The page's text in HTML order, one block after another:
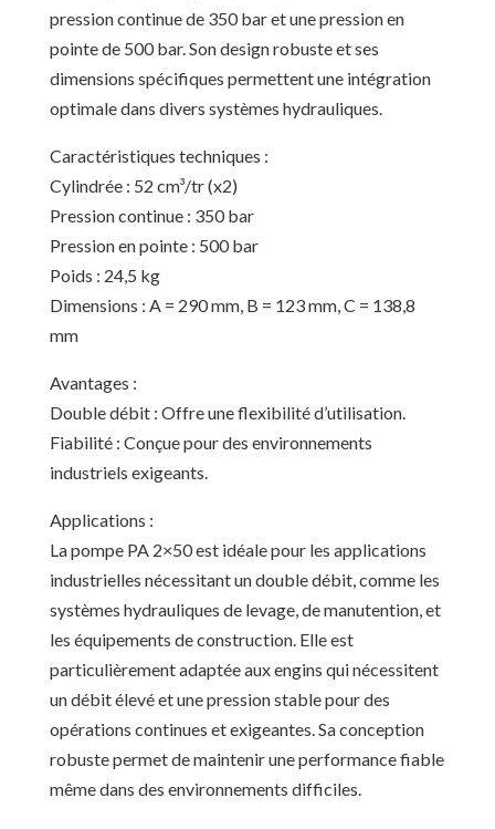
pression continue de 350 bar et une pression en
pointe de 500 bar. Son design robuste et ses
dimensions spécifiques permettent une intégration
optimale dans divers systèmes hydrauliques.
Caractéristiques techniques :
Cylindrée : 52 cm³/tr (x2)
Pression continue : 350 bar
Pression en pointe : 500 bar
Poids : 24,5 kg
Dimensions : A = 290 mm, B = 123 mm, C = 138,8
mm
Avantages :
Double débit : Offre une flexibilité d’utilisation.
Fiabilité : Conçue pour des environnements
industriels exigeants.
Applications :
La pompe PA 2×50 est idéale pour les applications
industrielles nécessitant un double débit, comme les
systèmes hydrauliques de levage, de manutention, et
les équipements de construction. Elle est
particulièrement adaptée aux engins qui nécessitent
un débit élevé et une pression stable pour des
opérations continues et exigeantes. Sa conception
robuste permet de maintenir une performance fiable
même dans des environnements difficiles.